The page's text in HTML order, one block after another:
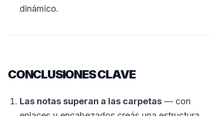
dinámico.
CONCLUSIONES CLAVE
Las notas superan a las carpetas — con